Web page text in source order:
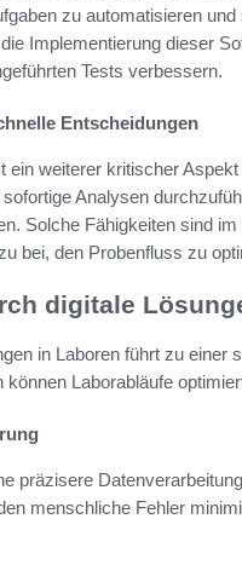
zu automatisieren
Implementierung dieser
Tests verbessern.
Entscheidungen
ein weiterer kritischer
Analysen
Solche Fähigkeiten sind
bei, den Probenfluss zu
digitale
in Laboren führt zu einer
Laborabläufe
präzisere
menschliche Fehler